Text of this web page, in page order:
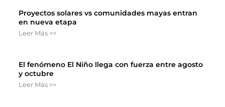
Proyectos solares vs comunidades mayas entran
en nueva etapa
Leer Más >>
El fenómeno El Niño llega con fuerza entre agosto
y octubre
Leer Más >>